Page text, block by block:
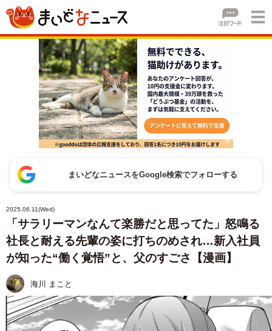
まいどなニュースをGoogle検索でフォローする
2025.06.11(Wed)
「サラリーマンなんて楽勝だと思ってた」怒鳴る
社長と耐える先輩の姿に打ちのめされ…新入社員
が知った“働く覚悟”と、父のすごさ【漫画】
海川 まこと